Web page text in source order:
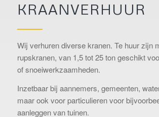
KRAANVERHUUR
Wij verhuren diverse kranen. Te huur zijn
rupskranen, van 1,5 tot 25 ton geschikt
of snoeiwerkzaamheden.
Inzetbaar bij aannemers, gemeenten,
maar ook voor particulieren voor
aanleggen van tuinen.